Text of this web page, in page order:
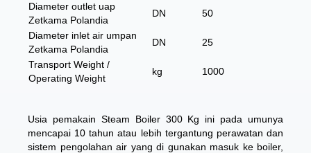
Diameter outlet uap
Zetkama Polandia
DN
50
Diameter inlet air umpan
Zetkama Polandia
DN
25
Transport Weight /
Operating Weight
kg 1000
Usia pemakain Steam Boiler 300 Kg ini pada umunya
mencapai 10 tahun atau lebih tergantung perawatan dan
sistem pengolahan air yang di gunakan masuk ke boiler,